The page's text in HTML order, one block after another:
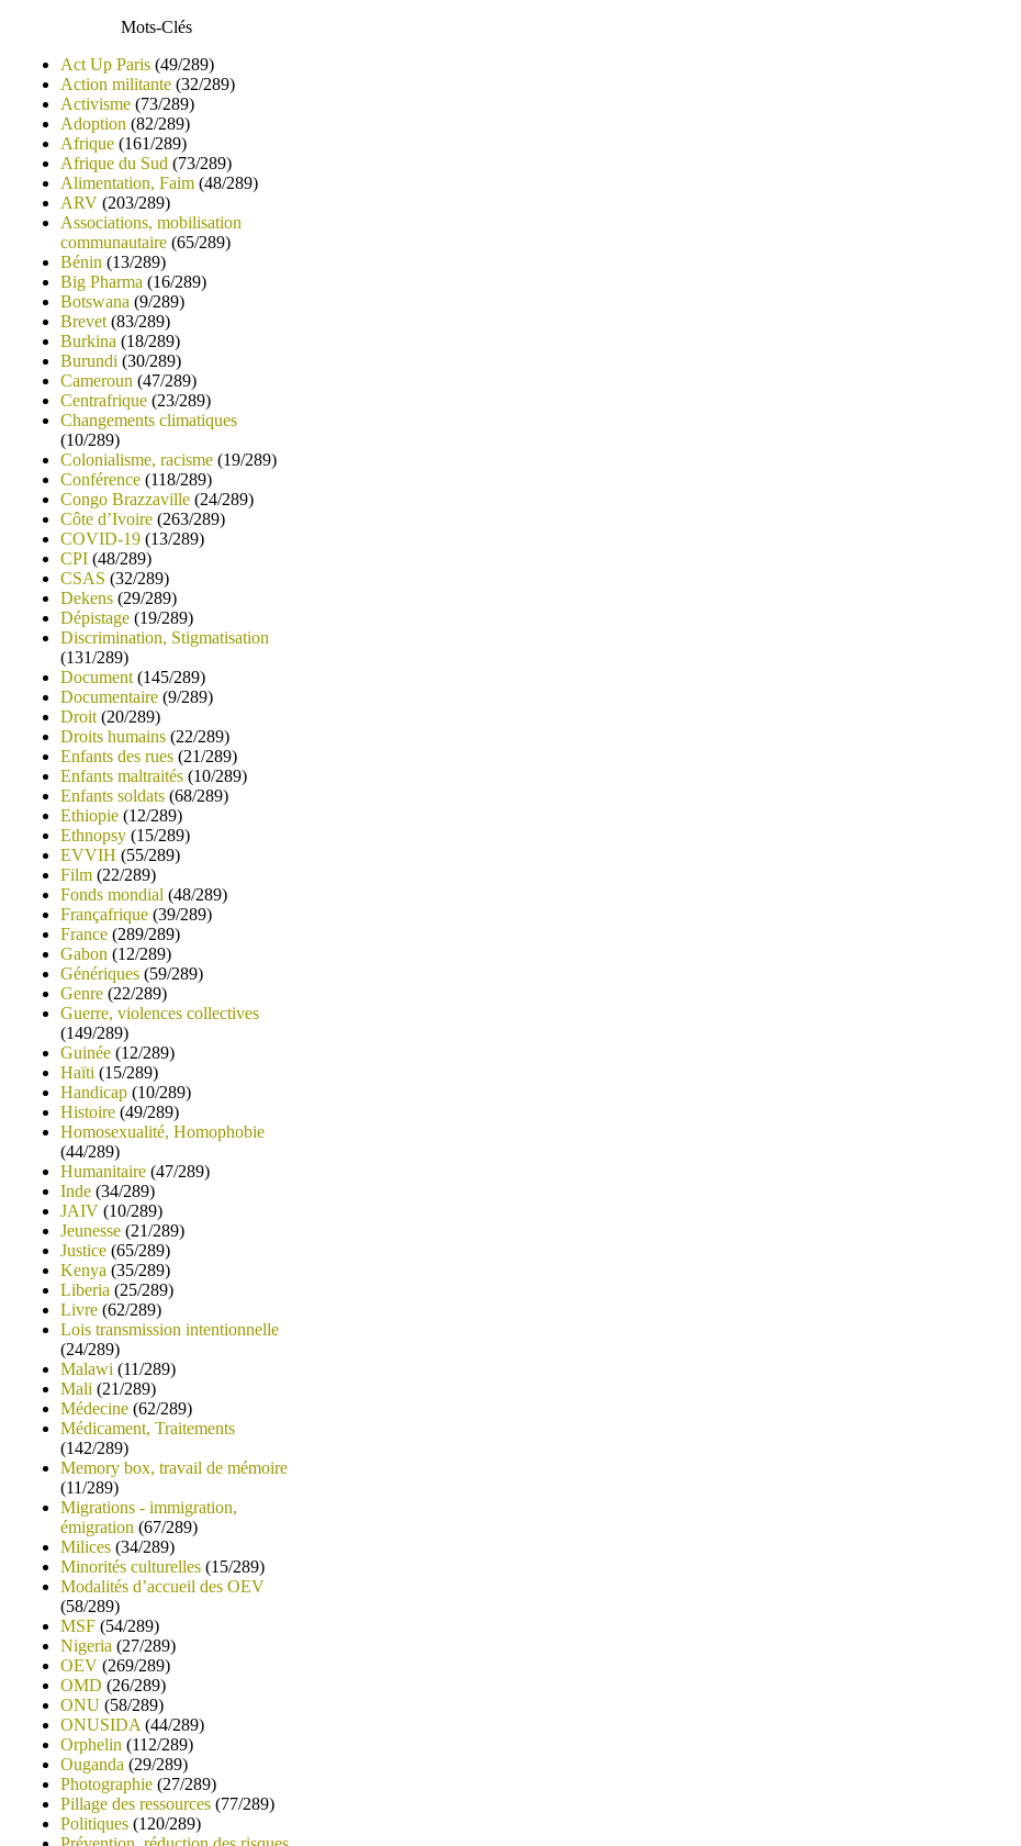
Mots-Clés
Act Up Paris (49/289)
Action militante (32/289)
Activisme (73/289)
Adoption (82/289)
Afrique (161/289)
Afrique du Sud (73/289)
Alimentation, Faim (48/289)
ARV (203/289)
Associations, mobilisation
communautaire (65/289)
Bénin (13/289)
Big Pharma (16/289)
Botswana (9/289)
Brevet (83/289)
Burkina (18/289)
Burundi (30/289)
Cameroun (47/289)
Centrafrique (23/289)
Changements climatiques
(10/289)
Colonialisme, racisme (19/289)
Conférence (118/289)
Congo Brazzaville (24/289)
Côte d’Ivoire (263/289)
COVID-19 (13/289)
CPI (48/289)
CSAS (32/289)
Dekens (29/289)
Dépistage (19/289)
Discrimination, Stigmatisation
(131/289)
Document (145/289)
Documentaire (9/289)
Droit (20/289)
Droits humains (22/289)
Enfants des rues (21/289)
Enfants maltraités (10/289)
Enfants soldats (68/289)
Ethiopie (12/289)
Ethnopsy (15/289)
EVVIH (55/289)
Film (22/289)
Fonds mondial (48/289)
Françafrique (39/289)
France (289/289)
Gabon (12/289)
Génériques (59/289)
Genre (22/289)
Guerre, violences collectives
(149/289)
Guinée (12/289)
Haïti (15/289)
Handicap (10/289)
Histoire (49/289)
Homosexualité, Homophobie
(44/289)
Humanitaire (47/289)
Inde (34/289)
JAIV (10/289)
Jeunesse (21/289)
Justice (65/289)
Kenya (35/289)
Liberia (25/289)
Livre (62/289)
Lois transmission intentionnelle
(24/289)
Malawi (11/289)
Mali (21/289)
Médecine (62/289)
Médicament, Traitements
(142/289)
Memory box, travail de mémoire
(11/289)
Migrations - immigration,
émigration (67/289)
Milices (34/289)
Minorités culturelles (15/289)
Modalités d’accueil des OEV
(58/289)
MSF (54/289)
Nigeria (27/289)
OEV (269/289)
OMD (26/289)
ONU (58/289)
ONUSIDA (44/289)
Orphelin (112/289)
Ouganda (29/289)
Photographie (27/289)
Pillage des ressources (77/289)
Politiques (120/289)